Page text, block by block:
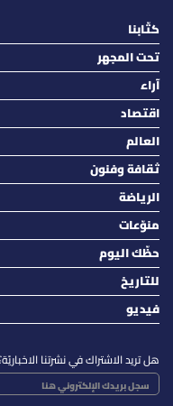
كتّابنا
تحت المجهر
آراء
اقتصاد
العالم
ثقافة وفنون
الرياضة
منوّعات
حظّك اليوم
للتاريخ
فيديو
هل تريد الاشتراك في نشرتنا